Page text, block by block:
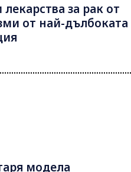
за рак от
от най-дълбоката
модела